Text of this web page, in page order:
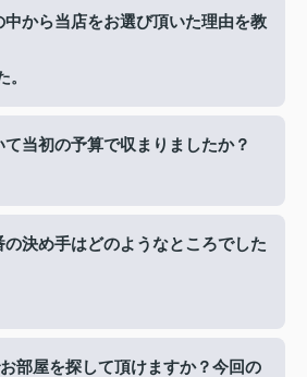
から当店をお選び頂いた理由を教
。
当初の予算で収まりましたか？
決め手はどのようなところでした
部屋を探して頂けますか？今回の